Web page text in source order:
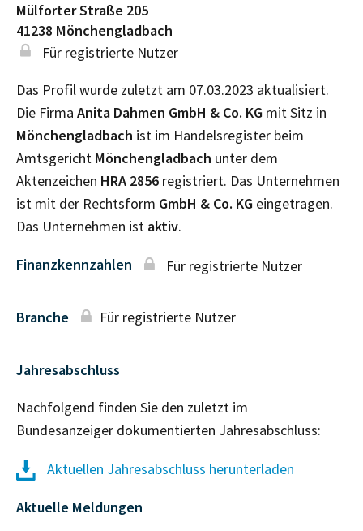
Mülforter Straße 205
41238 Mönchengladbach
Für registrierte Nutzer
Das Profil wurde zuletzt am 07.03.2023 aktualisiert.
Die Firma Anita Dahmen GmbH & Co. KG mit Sitz in
Mönchengladbach ist im Handelsregister beim
Amtsgericht Mönchengladbach unter dem
Aktenzeichen HRA 2856 registriert. Das Unternehmen
ist mit der Rechtsform GmbH & Co. KG eingetragen.
Das Unternehmen ist aktiv.
Finanzkennzahlen Für registrierte Nutzer
Branche Für registrierte Nutzer
Jahresabschluss
Nachfolgend finden Sie den zuletzt im
Bundesanzeiger dokumentierten Jahresabschluss:
Aktuellen Jahresabschluss herunterladen
Aktuelle Meldungen